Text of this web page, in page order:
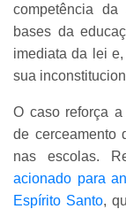
competência
bases da
imediata da lei
sua
O caso reforça
de cerceamento
nas escolas.
acionado para
Espírito Santo,